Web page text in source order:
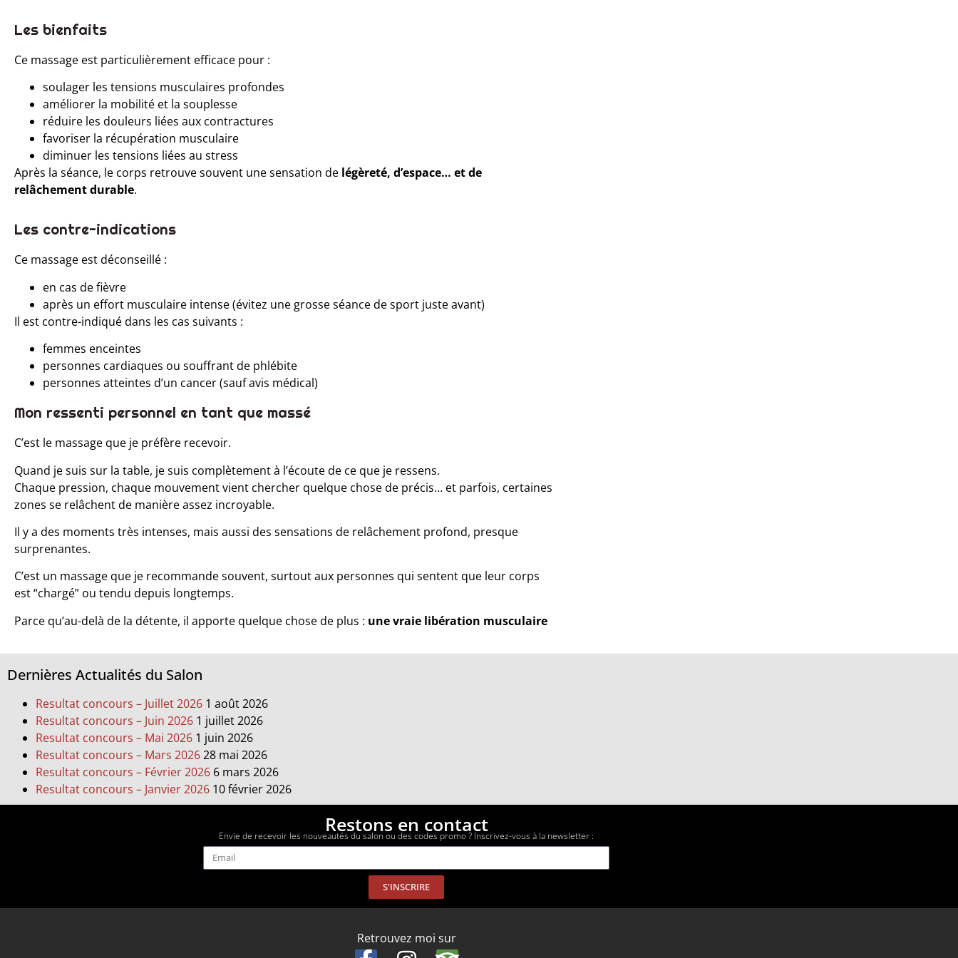
Les bienfaits
Ce massage est particulièrement efficace pour :
soulager les tensions musculaires profondes
améliorer la mobilité et la souplesse
réduire les douleurs liées aux contractures
favoriser la récupération musculaire
diminuer les tensions liées au stress
Après la séance, le corps retrouve souvent une sensation de légèreté, d’espace… et de
relâchement durable.
Les contre-indications
Ce massage est déconseillé :
en cas de fièvre
après un effort musculaire intense (évitez une grosse séance de sport juste avant)
Il est contre-indiqué dans les cas suivants :
femmes enceintes
personnes cardiaques ou souffrant de phlébite
personnes atteintes d’un cancer (sauf avis médical)
Mon ressenti personnel en tant que massé
C’est le massage que je préfère recevoir.
Quand je suis sur la table, je suis complètement à l’écoute de ce que je ressens.
Chaque pression, chaque mouvement vient chercher quelque chose de précis… et parfois, certaines
zones se relâchent de manière assez incroyable.
Il y a des moments très intenses, mais aussi des sensations de relâchement profond, presque
surprenantes.
C’est un massage que je recommande souvent, surtout aux personnes qui sentent que leur corps
est “chargé” ou tendu depuis longtemps.
Parce qu’au-delà de la détente, il apporte quelque chose de plus : une vraie libération musculaire
Dernières Actualités du Salon
Resultat concours – Juillet 2026 1 août 2026
Resultat concours – Juin 2026 1 juillet 2026
Resultat concours – Mai 2026 1 juin 2026
Resultat concours – Mars 202628 mai 2026
Resultat concours – Février 2026 6 mars 2026
Resultat concours – Janvier 2026 10 février 2026
Restons en contact
Envie de recevoir les nouveautés du salon ou des codes promo ? Inscrivez-vous à la newsletter :
S'INSCRIRE
Retrouvez moi sur